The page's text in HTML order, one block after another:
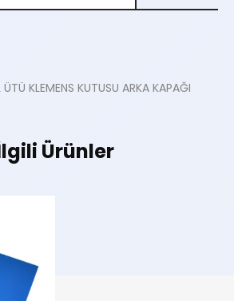
KLEMENS KUTUSU ARKA KAPAĞI
Ürünler